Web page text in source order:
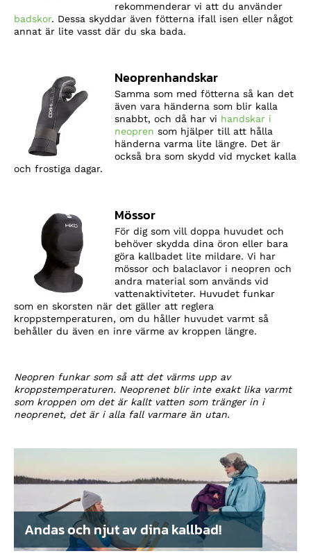
rekommenderar vi att du använder
badskor. Dessa skyddar även fötterna ifall isen eller något
annat är lite vasst där du ska bada.
Neoprenhandskar
Samma som med fötterna så kan det
även vara händerna som blir kalla
snabbt, och då har vi handskar i
neopren som hjälper till att hålla
händerna varma lite längre. Det är
också bra som skydd vid mycket kalla
och frostiga dagar.
Mössor
För dig som vill doppa huvudet och
behöver skydda dina öron eller bara
göra kallbadet lite mildare. Vi har
mössor och balaclavor i neopren och
andra material som används vid
vattenaktiviteter. Huvudet funkar
som en skorsten när det gäller att reglera
kroppstemperaturen, om du håller huvudet varmt så
behåller du även en inre värme av kroppen längre.
Neopren funkar som så att det värms upp av
kroppstemperaturen. Neoprenet blir inte exakt lika varmt
som kroppen om det är kallt vatten som tränger in i
neoprenet, det är i alla fall varmare än utan.
Andas och njut av dina kallbad!